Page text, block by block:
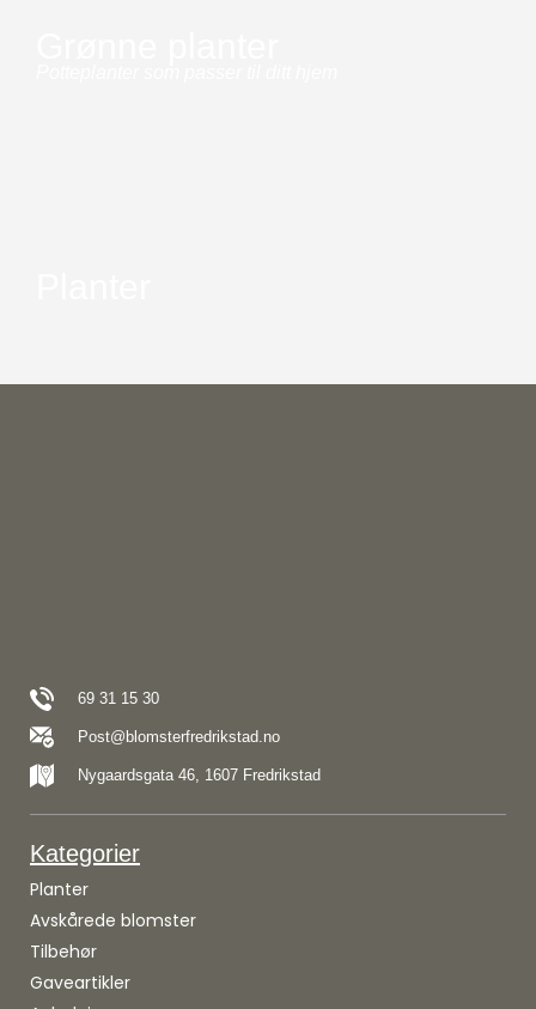
69 31 15 30
Post@blomsterfredrikstad.no
Nygaardsgata 46, 1607 Fredrikstad
Kategorier
Planter
Avskårede blomster
Tilbehør
Gaveartikler